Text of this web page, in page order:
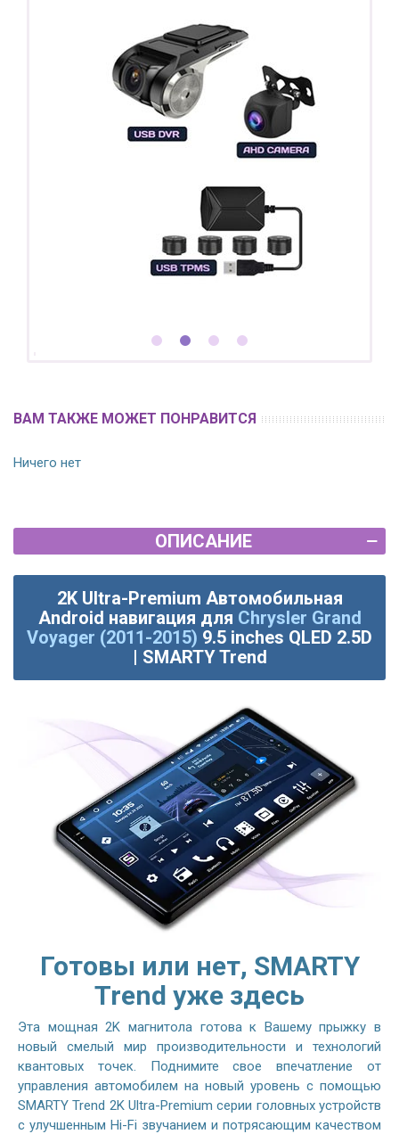
ВАМ ТАКЖЕ МОЖЕТ ПОНРАВИТСЯ
Ничего нет
ОПИСАНИЕ
2K Ultra-Premium Автомобильная
Android навигация для Chrysler Grand
Voyager (2011-2015) 9.5 inches QLED 2.5D
| SMARTY Trend
Готовы или нет, SMARTY
Trend уже здесь
Эта мощная 2K магнитола готова к Вашему прыжку в
новый смелый мир производительности и технологий
квантовых точек. Поднимите свое впечатление от
управления автомобилем на новый уровень с помощью
SMARTY Trend 2K Ultra-Premium серии головных устройств
с улучшенным Hi-Fi звучанием и потрясающим качеством